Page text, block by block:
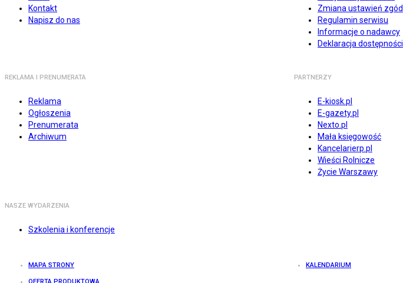
Kontakt
Napisz do nas
Zmiana ustawień zgód
Regulamin serwisu
Informacje o nadawcy
Deklaracja dostępności
REKLAMA I PRENUMERATA
Reklama
Ogłoszenia
Prenumerata
Archiwum
PARTNERZY
E-kiosk.pl
E-gazety.pl
Nexto.pl
Mała księgowość
Kancelarierp.pl
Wieści Rolnicze
Życie Warszawy
NASZE WYDARZENIA
Szkolenia i konferencje
MAPA STRONY KALENDARIUM